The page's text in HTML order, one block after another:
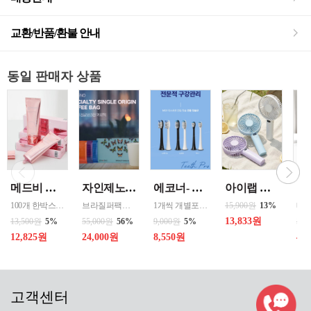
교환/반품/환불 안내
동일 판매자 상품
메드비 원더핏 비비 13호 50ml
100개 한박스 도매 상담환영 - 문의 쿠독 -
13,500원 5%
12,825원
자인제노 3종 21입 싱글 로스팅 커피백 13ml 고용량 1케이스 단위 판매
브라질퍼팩트내추럴커피 7개 에티오피아 게데브 워시드커피 7개 콜롬비아 슈가케인 7개
55,000원 56%
24,000원
에코너- MS2 티스프로 음파 전동칫솔모 1입 단품 *3개 / 색상선택 화이트 블랙 선택
1개씩 개별포장되어있고 3개 단위로 판매중입니다
9,000원 5%
8,550원
아이랩 클래식 LED 팬 2026년신형 3단계바람조절 LED 무선 테이블가능
15,900원 13%
13,833원